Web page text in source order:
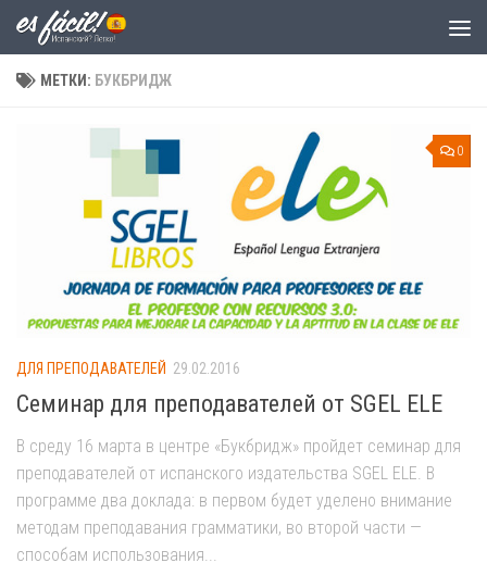
Skip to content
МЕТКИ: БУКБРИДЖ
0
ДЛЯ ПРЕПОДАВАТЕЛЕЙ 29.02.2016
Семинар для преподавателей от SGEL ELE
В среду 16 марта в центре «Букбридж» пройдет семинар для
преподавателей от испанского издательства SGEL ELE. В
программе два доклада: в первом будет уделено внимание
методам преподавания грамматики, во второй части —
способам использования...